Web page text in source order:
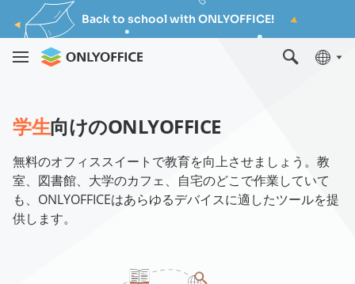
Back to school with ONLYOFFICE!
学生向けのONLYOFFICE
無料のオフィススイートで教育を向上させましょう。教
室、図書館、大学のカフェ、自宅のどこで作業していて
も、ONLYOFFICEはあらゆるデバイスに適したツールを提
供します。